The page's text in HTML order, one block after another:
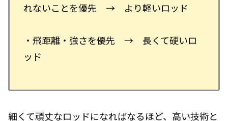
れないことを優先 → より軽いロッド
・飛距離・強さを優先 → 長くて硬いロ
ッド
細くて頑丈なロッドになればなるほど、高い技術と